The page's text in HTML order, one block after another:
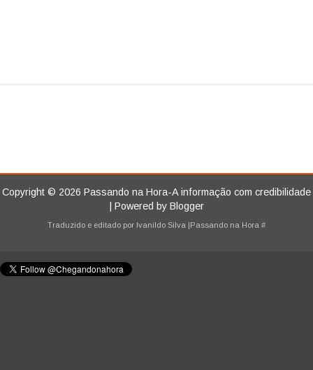
Copyright © 2026 Passando na Hora-A informação com credibilidade
| Powered by Blogger
Traduzido e editado por Ivanildo Silva |Passando na Hora #